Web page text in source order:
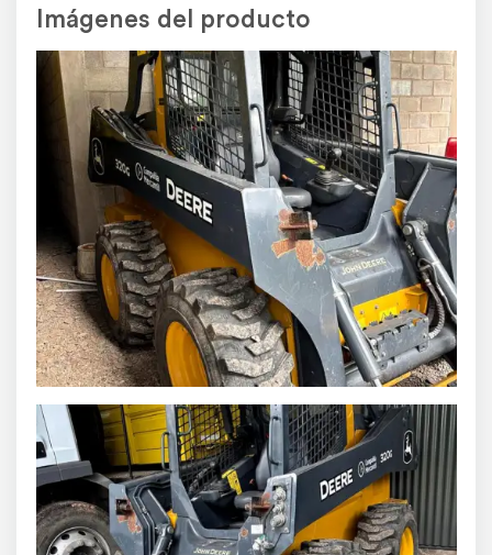
Imágenes del producto